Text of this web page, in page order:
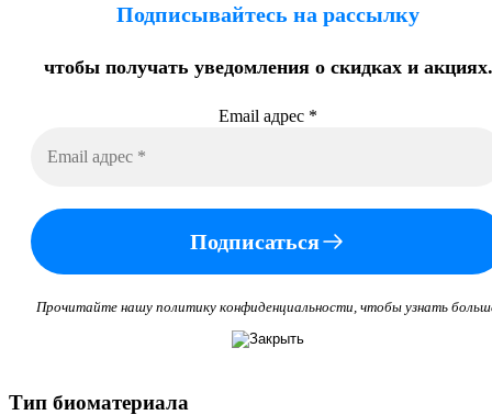
Подписывайтесь на рассылку
чтобы получать уведомления о скидках и акциях.
Email адрес *
Подписаться
Прочитайте нашу политику конфиденциальности, чтобы узнать
Тип биоматериала